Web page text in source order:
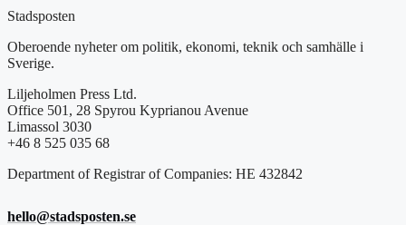
Stadsposten
Oberoende nyheter om politik, ekonomi, teknik och samhälle i
Sverige.
Liljeholmen Press Ltd.
Office 501, 28 Spyrou Kyprianou Avenue
Limassol 3030
+46 8 525 035 68
Department of Registrar of Companies: HE 432842
hello@stadsposten.se